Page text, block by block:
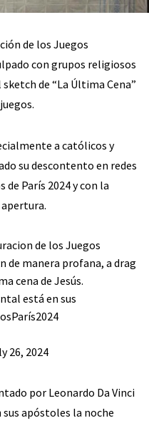
de los Juegos
con grupos religiosos
de “La Última Cena”
a católicos y
su descontento en redes
París 2024 y con la
de los Juegos
de manera profana, a drag
cena de Jesús.
está en sus
26, 2024
por Leonardo Da Vinci
apóstoles la noche